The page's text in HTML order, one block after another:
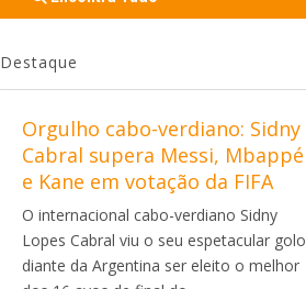
Destaque
Orgulho cabo-verdiano: Sidny
Cabral supera Messi, Mbappé
e Kane em votação da FIFA
O internacional cabo-verdiano Sidny
Lopes Cabral viu o seu espetacular golo
diante da Argentina ser eleito o melhor